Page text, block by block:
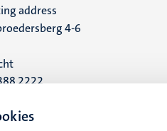
address
4-6
2222
address